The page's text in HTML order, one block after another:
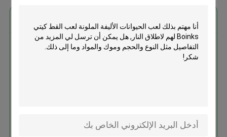
لعب الحيوانات الأليفة الملونة لعب
استمر